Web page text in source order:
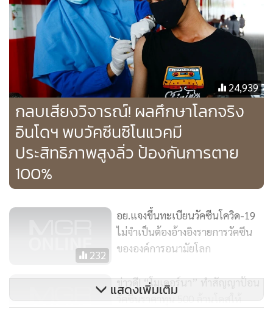
ย่านละตินอเมริกา ซึ่งตามปกติเป็นมิตรใกล้ชิดของสหรัฐฯ โดย
เฉพาะอาร์เจนตินาและชิลี ต้องสั่งซื้อวัคซีนจำนวนมหาศาลจาก
ทั้งรัสเซียและจีน เพราะไม่สามารถเข้าถึงวัคซีนที่ผลิตในประเทศ
ตะวันตกได้ อาร์เจนตินาได้ซื้อ 30 ล้านโดสจากรัสเซีย
นอกจากนั้นอาร์เจนตินาได้สั่งซื้อ 4 ล้านโดสจากซิโนฟาร์ม แต่ไม่
สามารถซื้อของไฟเซอร์ได้ รวมทั้งการสั่งซื้อ 23 ล้านโดสจากแอ
สตร้าเซนเนก้า ก็ไม่ประสบความสำเร็จ
หลายประเทศที่เป็นพันธมิตรหลักของสหรัฐฯ ไม่สามารถสั่งซื้อ
สำหรับประชาชนได้ เหตุผลส่วนหนึ่งก็คือ วัคซีนแอสตร้าเซน
เนก้าผลิตในอินเดียสำหรับข้อตกลงโคแวกซ์ แต่ระงับการส่งออก
ระบาดของเชื้อโควิด-19 ในประเทศ ซึ่งมีผู้ติดเชื้อแต่ละวัน
มากกว่า 3.5 แสนราย และเสียชีวิตวันละ 3-4 พันราย ทำให้
24,939
กลบเสียงวิจารณ์! ผลศึกษาโลกจริง
อินโดฯ พบวัคซีนซิโนแวคมี
ประสิทธิภาพสูงลิ่ว ป้องกันการตาย
100%
232
อย.แจงขึ้นทะเบียนวัคซีนโควิด-19
ไม่จำเป็นต้องอ้างอิงรายการวัคซีน
ขององค์การอนามัยโลก
ข่าวดี! “โมเดอร์นา” ทำสัญญาป้อน
วัคซีนราคาทุน 500 ล้านโดสให้
แสดงเพิ่มเติม